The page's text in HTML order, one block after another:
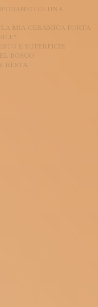
DI UNA
MIA CERAMICA PORTA
E SUPERFICIE
BOSCO
RESTA